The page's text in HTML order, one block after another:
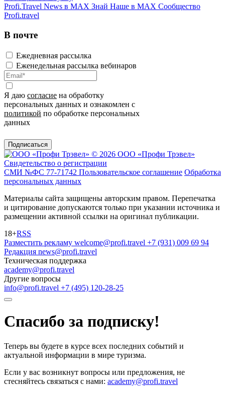
Profi.Travel News в MAX Знай Наше в MAX Сообщество
Profi.travel
В почте
Ежедневная рассылка
Еженедельная рассылка вебинаров
Я даю согласие на обработку
персональных данных и ознакомлен с
политикой по обработке персональных
данных
Подписаться
© 2026 ООО «Профи Трэвeл»
Свидетельство о регистрации
СМИ №ФС 77-71742 Пользовательское соглашение Обработка
персональных данных
Материалы сайта защищены авторским правом. Перепечатка
и цитирование допускаются только при указании источника и
размещении активной ссылки на оригинал публикации.
18+RSS
Разместить рекламу welcome@profi.travel +7 (931) 009 69 94
Редакция news@profi.travel
Техническая поддержка
academy@profi.travel
Другие вопросы
info@profi.travel +7 (495) 120-28-25
Спасибо за подписку!
Теперь вы будете в курсе всех последних событий и
актуальной информации в мире туризма.
Если у вас возникнут вопросы или предложения, не
стесняйтесь связаться с нами: academy@profi.travel